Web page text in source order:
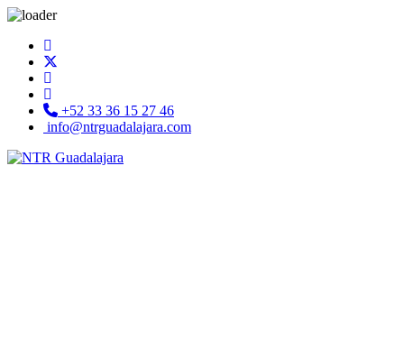
+52 33 36 15 27 46
info@ntrguadalajara.com